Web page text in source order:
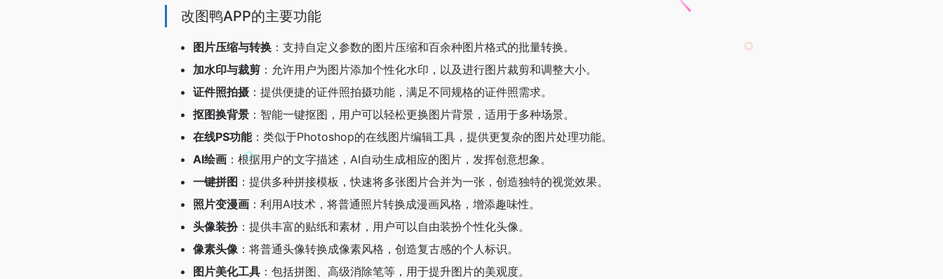
改图鸭APP的主要功能
图片压缩与转换 ：支持自定义参数的图片压缩和百余种图片格式的批量转换。
加水印与裁剪 ：允许用户为图片添加个性化水印，以及进行图片裁剪和调整大小。
证件照拍摄 ：提供便捷的证件照拍摄功能，满足不同规格的证件照需求。
抠图换背景 ：智能一键抠图，用户可以轻松更换图片背景，适用于多种场景。
在线PS功能：类似于Photoshop的在线图片编辑工具，提供更复杂的图片处理功能。
AI绘画 ：根据用户的文字描述，AI自动生成相应的图片，发挥创意想象。
一键拼图 ：提供多种拼接模板，快速将多张图片合并为一张，创造独特的视觉效果。
照片变漫画 ：利用AI技术，将普通照片转换成漫画风格，增添趣味性。
头像装扮：提供丰富的贴纸和素材，用户可以自由装扮个性化头像。
像素头像：将普通头像转换成像素风格，创造复古感的个人标识。
图片美化工具 ：包括拼图、高级消除笔等，用于提升图片的美观度。